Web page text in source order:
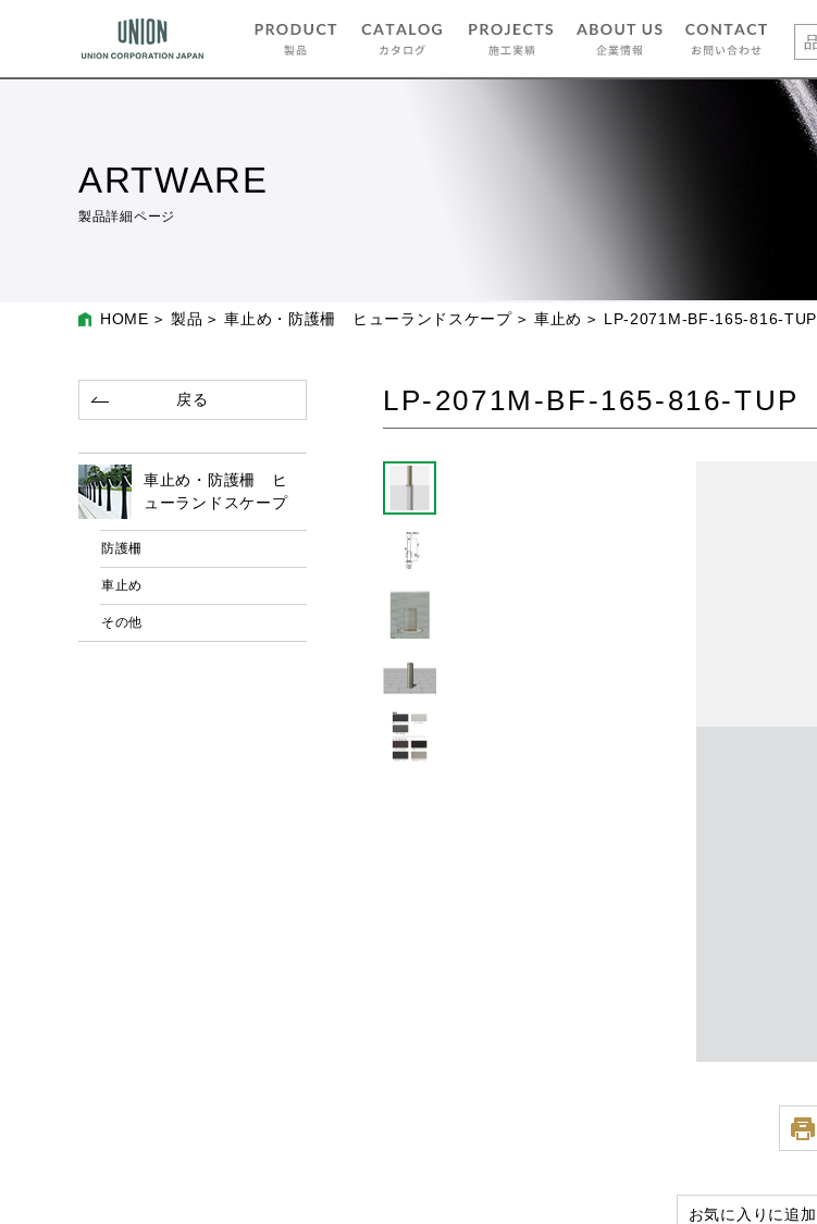
ARTWARE
製品詳細ページ
HOME 製品 車止め・防護柵 ヒューランドスケープ 車止め LP-2071M-BF-165-816-TUP
LP-2071M-BF-165-816-TUP
お気に入りに追加
戻る
車止め・防護柵 ヒ
ューランドスケープ
防護柵
車止め
その他